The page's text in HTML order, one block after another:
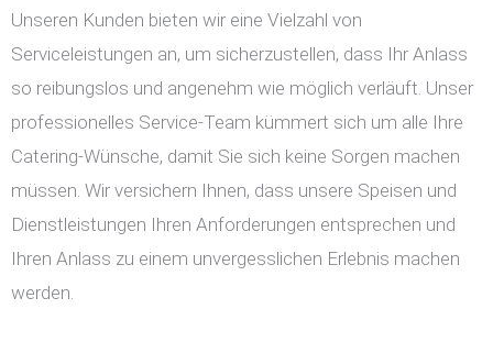
Unseren Kunden bieten wir eine Vielzahl von
Serviceleistungen an, um sicherzustellen, dass Ihr Anlass
so reibungslos und angenehm wie möglich verläuft. Unser
professionelles Service-Team kümmert sich um alle Ihre
Catering-Wünsche, damit Sie sich keine Sorgen machen
müssen. Wir versichern Ihnen, dass unsere Speisen und
Dienstleistungen Ihren Anforderungen entsprechen und
Ihren Anlass zu einem unvergesslichen Erlebnis machen
werden.